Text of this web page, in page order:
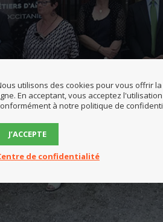
utilisons des cookies pour vous offrir
En acceptant, vous acceptez
à notre politique de
J’ACCEPTE
de confidentialité